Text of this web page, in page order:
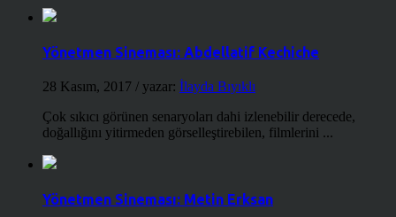
Yönetmen Sineması: Abdellatif Kechiche
28 Kasım, 2017 / yazar: İlayda Bıyıklı
Çok sıkıcı görünen senaryoları dahi izlenebilir derecede,
doğallığını yitirmeden görselleştirebilen, filmlerini ...
Yönetmen Sineması: Metin Erksan